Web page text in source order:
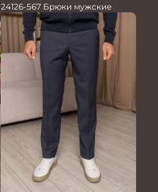
24126-567 Брюки мужские